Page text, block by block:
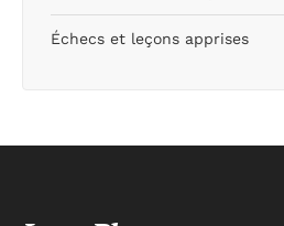
Échecs et leçons apprises